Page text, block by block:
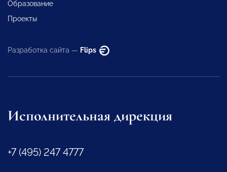
Образование
Проекты
Разработка сайта — Flips
Исполнительная дирекция
+7 (495) 247 4777